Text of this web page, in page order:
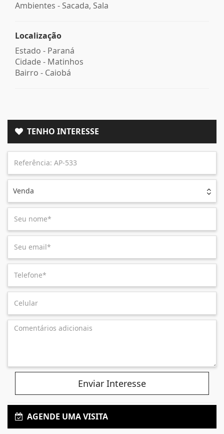
Ambientes - Sacada, Sala
Localização
Estado - Paraná
Cidade - Matinhos
Bairro - Caiobá
TENHO INTERESSE
Venda
Enviar Interesse
AGENDE UMA VISITA